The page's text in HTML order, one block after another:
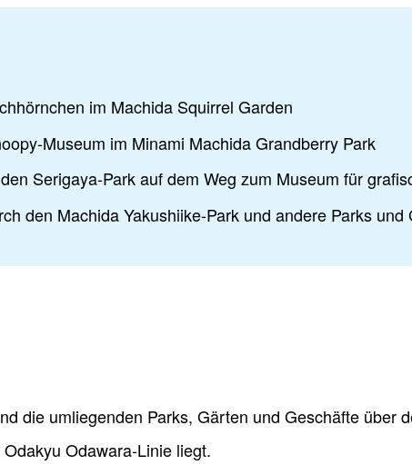
im Machida Squirrel Garden
Museum im Minami Machida Grandberry Park
Serigaya-Park auf dem Weg zum Museum für
den Machida Yakushiike-Park und andere Parks und
die umliegenden Parks, Gärten und Geschäfte über
Odawara-Linie liegt.